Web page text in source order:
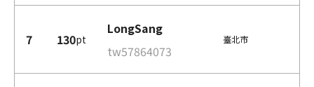
7 130pt
LongSang
tw57864073
臺北市